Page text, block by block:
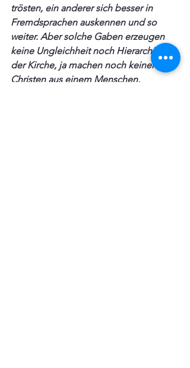
trösten, ein anderer sich besser in
Fremdsprachen auskennen und so
weiter. Aber solche Gaben erzeugen
keine Ungleichheit noch Hierarchie in
der Kirche, ja machen noch keinen
Christen aus einem Menschen,